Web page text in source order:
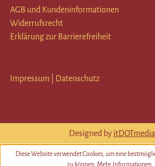
AGB und Kundeninformationen
Widerrufsrecht
Erklärung zur Barrierefreiheit
Impressum Datenschutz
Designed by itDOTmedia
Diese Website verwendet Cookies, um eine
zu können. Mehr Informationen ...